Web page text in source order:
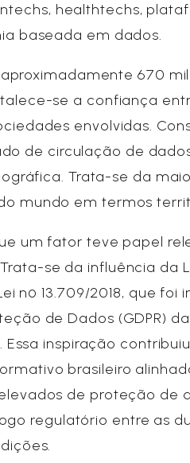
healthtechs,
baseada em dados.
670
se a confiança
envolvidas.
de circulação de
Trata-se da
mundo em termos
um fator teve papel
se da influência da
nº 13.709/2018, que foi
de Dados (GDPR)
Essa inspiração
brasileiro
de proteção de
regulatório entre as